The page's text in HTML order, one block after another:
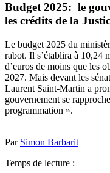
Budget 2025: le
les crédits de la
Le budget 2025 du
rabot. Il s’établira à 10,24
d’euros de moins que les
2027. Mais devant les
Laurent Saint-Martin a
gouvernement se
programmation ».
Par Simon Barbarit
Temps de lecture :